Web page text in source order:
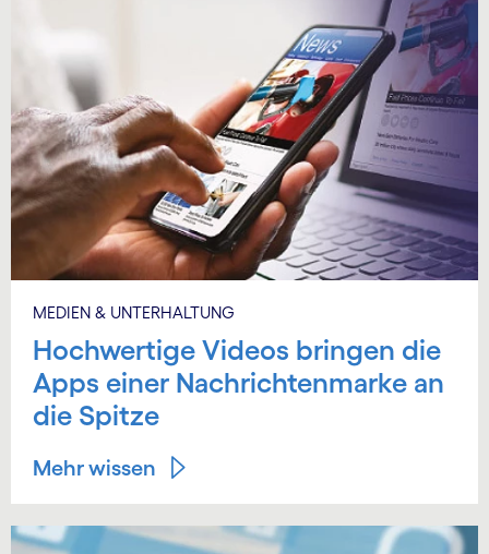
MEDIEN & UNTERHALTUNG
Hochwertige Videos bringen die
Apps einer Nachrichtenmarke an
die Spitze
Mehr wissen